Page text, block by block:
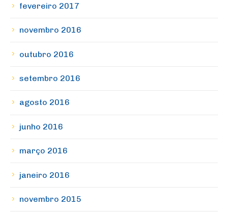
fevereiro 2017
novembro 2016
outubro 2016
setembro 2016
agosto 2016
junho 2016
março 2016
janeiro 2016
novembro 2015